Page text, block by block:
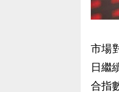
市場
日繼
合指